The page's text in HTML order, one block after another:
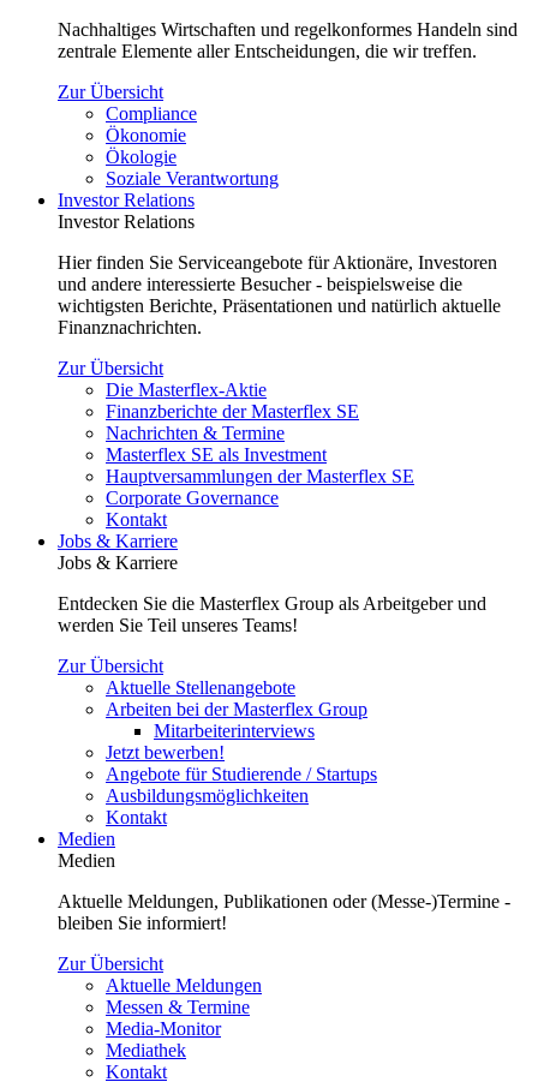
Nachhaltiges Wirtschaften und regelkonformes Handeln sind
zentrale Elemente aller Entscheidungen, die wir treffen.
Zur Übersicht
Compliance
Ökonomie
Ökologie
Soziale Verantwortung
Investor Relations
Investor Relations
Hier finden Sie Serviceangebote für Aktionäre, Investoren
und andere interessierte Besucher - beispielsweise die
wichtigsten Berichte, Präsentationen und natürlich aktuelle
Finanznachrichten.
Zur Übersicht
Die Masterflex-Aktie
Finanzberichte der Masterflex SE
Nachrichten & Termine
Masterflex SE als Investment
Hauptversammlungen der Masterflex SE
Corporate Governance
Kontakt
Jobs & Karriere
Jobs & Karriere
Entdecken Sie die Masterflex Group als Arbeitgeber und
werden Sie Teil unseres Teams!
Zur Übersicht
Aktuelle Stellenangebote
Arbeiten bei der Masterflex Group
Mitarbeiterinterviews
Jetzt bewerben!
Angebote für Studierende / Startups
Ausbildungsmöglichkeiten
Kontakt
Medien
Medien
Aktuelle Meldungen, Publikationen oder (Messe-)Termine -
bleiben Sie informiert!
Zur Übersicht
Aktuelle Meldungen
Messen & Termine
Media-Monitor
Mediathek
Kontakt